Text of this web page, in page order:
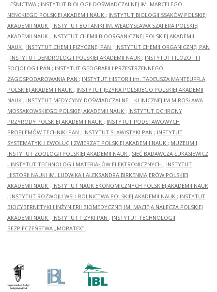
LEŚNICTWA ; INSTYTUT BIOLOGII DOŚWIADCZALNEJ IM. MARCELEGO
NENCKIEGO POLSKIEJ AKADEMII NAUK ; INSTYTUT BIOLOGII SSAKÓW POLSKIEJ
AKADEMII NAUK ; INSTYTUT BOTANIKI IM. WŁADYSŁAWA SZAFERA POLSKIEJ
AKADEMII NAUK ; INSTYTUT CHEMII BIOORGANICZNEJ POLSKIEJ AKADEMII
NAUK ; INSTYTUT CHEMII FIZYCZNEJ PAN ; INSTYTUT CHEMII ORGANICZNEJ PAN
; INSTYTUT DENDROLOGII POLSKIEJ AKADEMII NAUK ; INSTYTUT FILOZOFII I
SOCJOLOGII PAN ; INSTYTUT GEOGRAFII I PRZESTRZENNEGO
ZAGOSPODAROWANIA PAN ; INSTYTUT HISTORII im. TADEUSZA MANTEUFFLA
POLSKIEJ AKADEMII NAUK ; INSTYTUT JĘZYKA POLSKIEGO POLSKIEJ AKADEMII
NAUK ; INSTYTUT MEDYCYNY DOŚWIADCZALNEJ I KLINICZNEJ IM.MIROSŁAWA
MOSSAKOWSKIEGO POLSKIEJ AKADEMII NAUK ; INSTYTUT OCHRONY
PRZYRODY POLSKIEJ AKADEMII NAUK ; INSTYTUT PODSTAWOWYCH
PROBLEMÓW TECHNIKI PAN ; INSTYTUT SLAWISTYKI PAN ; INSTYTUT
SYSTEMATYKI I EWOLUCJI ZWIERZĄT POLSKIEJ AKADEMII NAUK ; MUZEUM I
INSTYTUT ZOOLOGII POLSKIEJ AKADEMII NAUK ; SIEĆ BADAWCZA ŁUKASIEWICZ
- INSTYTUT TECHNOLOGII MATERIAŁÓW ELEKTRONICZNYCH ; INSTYTUT
HISTORII NAUKI IM. LUDWIKA I ALEKSANDRA BIRKENMAJERÓW POLSKIEJ
AKADEMII NAUK ; INSTYTUT NAUK EKONOMICZNYCH POLSKIEJ AKADEMII NAUK
; INSTYTUT ROZWOJU WSI I ROLNICTWA POLSKIEJ AKADEMII NAUK ; INSTYTUT
BIOCYBERNETYKI I INŻYNIERII BIOMEDYCZNEJ IM. MACIEJA NAŁĘCZA POLSKIEJ
AKADEMII NAUK ; INSTYTUT FIZYKI PAN ; INSTYTUT TECHNOLOGII
BEZPIECZEŃSTWA „MORATEX” ;